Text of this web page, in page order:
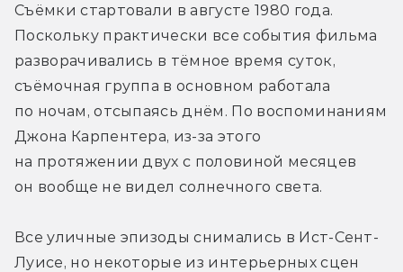
Съёмки стартовали в августе 1980 года.
Поскольку практически все события фильма
разворачивались в тёмное время суток,
съёмочная группа в основном работала
по ночам, отсыпаясь днём. По воспоминаниям
Джона Карпентера, из-за этого
на протяжении двух с половиной месяцев
он вообще не видел солнечного света.
Все уличные эпизоды снимались в Ист-Сент-
Луисе, но некоторые из интерьерных сцен